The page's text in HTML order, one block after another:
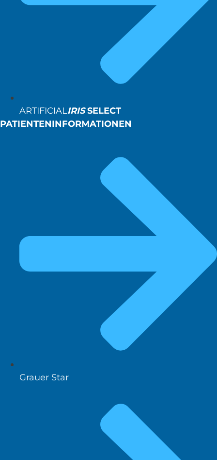
ARTIFICIALIRISSELECT
PATIENTENINFORMATIONEN
Grauer Star